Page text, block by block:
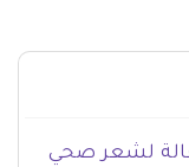
لشعر صحي